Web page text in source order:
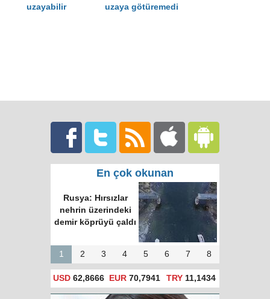
uzayabilir
uzaya götüremedi
En çok okunan
Rusya: Hırsızlar
nehrin üzerindeki
demir köprüyü çaldı
1 2 3 4 5 6 7 8
USD 62,8666 EUR 70,7941 TRY 11,1434